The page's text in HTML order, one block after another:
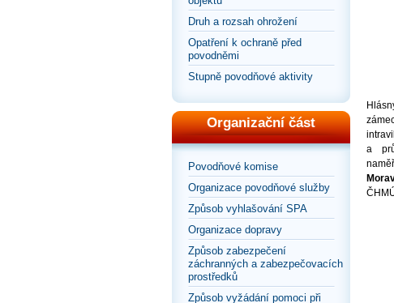
Druh a rozsah ohrožení
Opatření k ochraně před
povodněmi
Stupně povodňové aktivity
Organizační část
Povodňové komise
Organizace povodňové služby
Způsob vyhlašování SPA
Organizace dopravy
Způsob zabezpečení
záchranných a zabezpečovacích
prostředků
Způsob vyžádání pomoci při
a